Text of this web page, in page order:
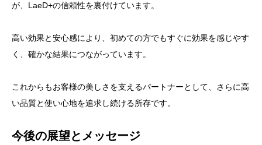
が、LaeD+の信頼性を裏付けています。
高い効果と安心感により、初めての方でもすぐに効果を感じやす
く、確かな結果につながっています。
これからもお客様の美しさを支えるパートナーとして、さらに高
い品質と使い心地を追求し続ける所存です。
今後の展望とメッセージ